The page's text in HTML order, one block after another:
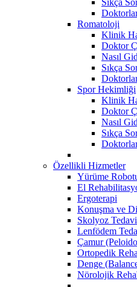
Romatoloji
Klinik
Doktor
Nasıl
Sıkça
Spor Hekimliği
Klinik
Doktor
Nasıl
Sıkça
Özellikli Hizmetler
Yürüme
El
Ergoterapi
Konuşma ve
Skolyoz
Lenfödem
Çamur
Ortopedik
Denge
Nörolojik